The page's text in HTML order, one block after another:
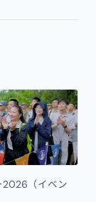
2026（イベン